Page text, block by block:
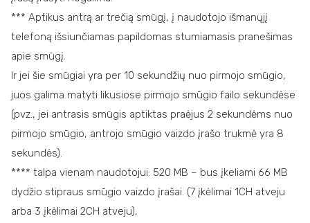
*** Aptikus antrą ar trečią smūgį, į naudotojo išmanųjį
telefoną išsiunčiamas papildomas stumiamasis pranešimas
apie smūgį.
Ir jei šie smūgiai yra per 10 sekundžių nuo pirmojo smūgio,
juos galima matyti likusiose pirmojo smūgio failo sekundėse
(pvz., jei antrasis smūgis aptiktas praėjus 2 sekundėms nuo
pirmojo smūgio, antrojo smūgio vaizdo įrašo trukmė yra 8
sekundės).
**** talpa vienam naudotojui: 520 MB – bus įkeliami 66 MB
dydžio stipraus smūgio vaizdo įrašai. (7 įkėlimai 1CH atveju
arba 3 įkėlimai 2CH atveju),